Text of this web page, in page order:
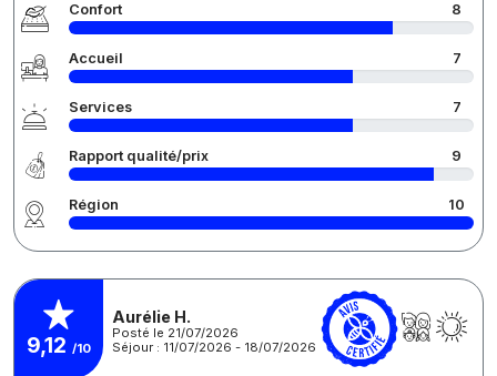
Confort 8
Accueil 7
Services 7
Rapport qualité/prix 9
Région 10
9,12 /10
Aurélie H.
Posté le 21/07/2026
Séjour : 11/07/2026 - 18/07/2026